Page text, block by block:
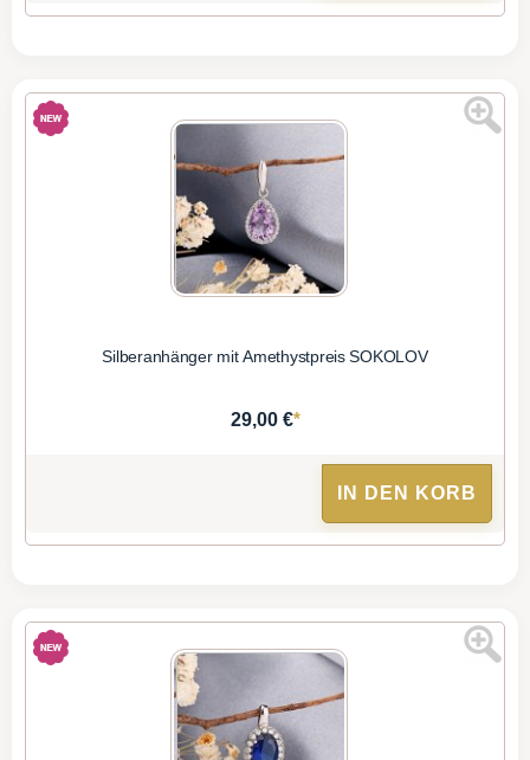
Silberanhänger mit Amethystpreis SOKOLOV
29,00 €*
IN DEN KORB